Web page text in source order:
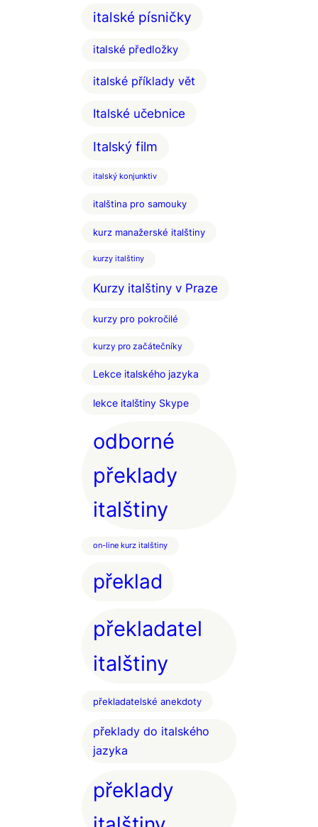
italské písničky
italské předložky
italské příklady vět
Italské učebnice
Italský film
italský konjunktiv
italština pro samouky
kurz manažerské italštiny
kurzy italštiny
Kurzy italštiny v Praze
kurzy pro pokročilé
kurzy pro začátečníky
Lekce italského jazyka
lekce italštiny Skype
odborné
překlady
italštiny
on-line kurz italštiny
překlad
překladatel
italštiny
překladatelské anekdoty
překlady do italského
jazyka
překlady